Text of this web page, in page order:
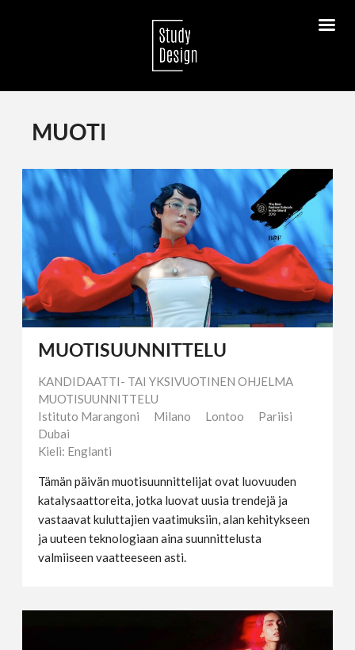
MUOTI
MUOTISUUNNITTELU
KANDIDAATTI- TAI YKSIVUOTINEN OHJELMA
MUOTISUUNNITTELU
Istituto Marangoni
Milano Lontoo
Pariisi
Dubai
Kieli: Englanti
Tämän päivän muotisuunnittelijat ovat luovuuden
katalysaattoreita, jotka luovat uusia trendejä ja
vastaavat kuluttajien vaatimuksiin, alan kehitykseen
ja uuteen teknologiaan aina suunnittelusta
valmiiseen vaatteeseen asti.